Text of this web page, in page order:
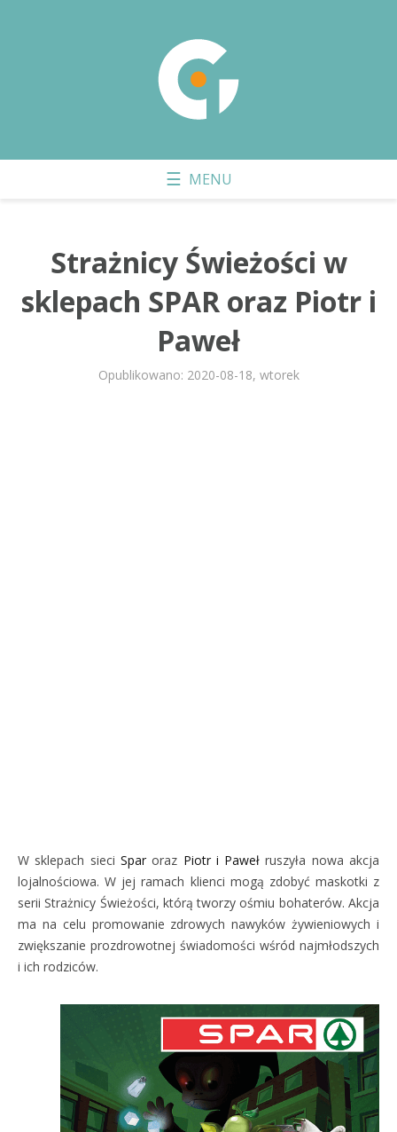
Strażnicy Świeżości w
sklepach SPAR oraz Piotr i
Paweł
Opublikowano: 2020-08-18, wtorek
W sklepach sieci Sparoraz Piotr i Paweł ruszyła nowa akcja
lojalnościowa. W jej ramach klienci mogą zdobyć maskotki z
serii Strażnicy Świeżości, którą tworzy ośmiu bohaterów. Akcja
ma na celu promowanie zdrowych nawyków żywieniowych i
zwiększanie prozdrowotnej świadomości wśród najmłodszych
i ich rodziców.